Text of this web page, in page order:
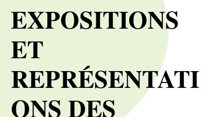
EXPOSITIONS
ET
REPRÉSENTATI
ONS DES